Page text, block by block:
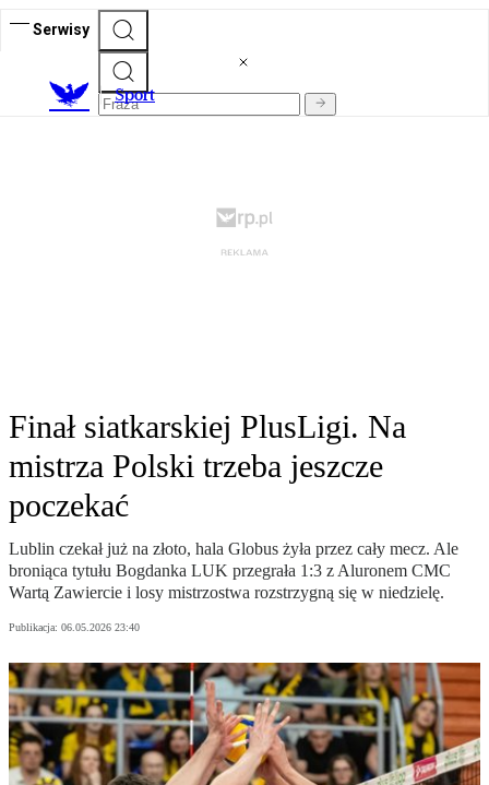
Serwisy
Sport
Finał siatkarskiej PlusLigi. Na
mistrza Polski trzeba jeszcze
poczekać
Lublin czekał już na złoto, hala Globus żyła przez cały mecz. Ale
broniąca tytułu Bogdanka LUK przegrała 1:3 z Aluronem CMC
Wartą Zawiercie i losy mistrzostwa rozstrzygną się w niedzielę.
Publikacja: 06.05.2026 23:40